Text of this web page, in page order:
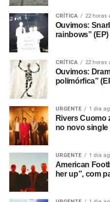
CRÍTICA 22 horas
Ouvimos:
rainbows” (EP)
CRÍTICA 22 horas
Ouvimos:
polimórfica”
URGENTE 1 dia
Rivers Cuomo
no novo single
URGENTE 1 dia
American
her up”, com